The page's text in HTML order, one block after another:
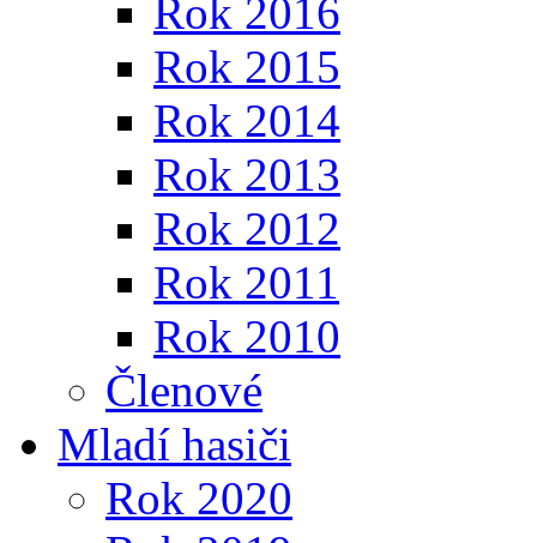
Rok 2016
Rok 2015
Rok 2014
Rok 2013
Rok 2012
Rok 2011
Rok 2010
Členové
Mladí hasiči
Rok 2020